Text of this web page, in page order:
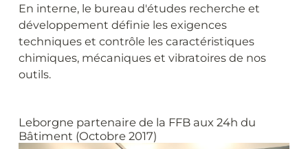
En interne, le bureau d'études recherche et
développement définie les exigences
techniques et contrôle les caractéristiques
chimiques, mécaniques et vibratoires de nos
outils.
Leborgne partenaire de la FFB aux 24h du
Bâtiment (Octobre 2017)